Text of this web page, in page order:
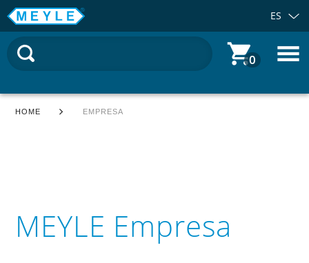
ES
0
HOME EMPRESA
MEYLE Empresa